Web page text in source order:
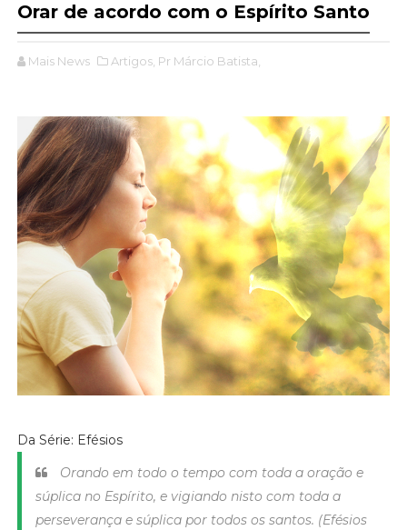
Orar de acordo com o Espírito Santo
Mais News Artigos, Pr Márcio Batista,
Da Série: Efésios
Orando em todo o tempo com toda a oração e
súplica no Espírito, e vigiando nisto com toda a
perseverança e súplica por todos os santos. (Efésios